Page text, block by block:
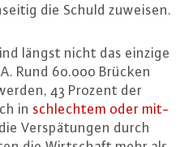
die Schuld zuweisen.
längst nicht das einzige
Rund 60.000 Brücken
43 Prozent der
in schlech­tem oder mit­
Ver­spä­tun­gen durch